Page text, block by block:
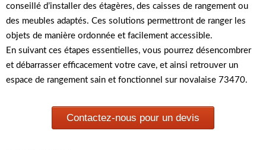
conseillé d’installer des étagères, des caisses de rangement ou
des meubles adaptés. Ces solutions permettront de ranger les
objets de manière ordonnée et facilement accessible.
En suivant ces étapes essentielles, vous pourrez désencombrer
et débarrasser efficacement votre cave, et ainsi retrouver un
espace de rangement sain et fonctionnel sur novalaise 73470.
Contactez-nous pour un devis